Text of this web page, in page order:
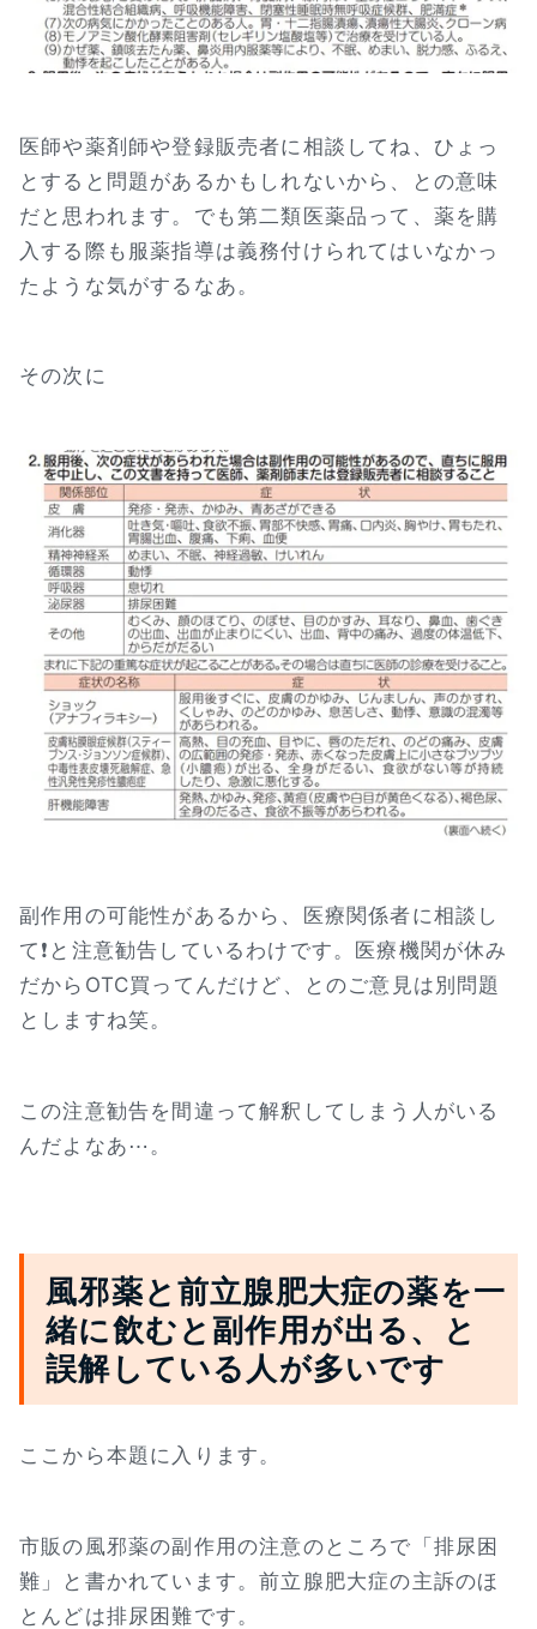
医師や薬剤師や登録販売者に相談してね、ひょっ
とすると問題があるかもしれないから、との意味
だと思われます。でも第二類医薬品って、薬を購
入する際も服薬指導は義務付けられてはいなかっ
たような気がするなあ。
その次に
副作用の可能性があるから、医療関係者に相談し
て❗と注意勧告しているわけです。医療機関が休み
だからOTC買ってんだけど、とのご意見は別問題
としますね笑。
この注意勧告を間違って解釈してしまう人がいる
んだよなあ⋯。
風邪薬と前立腺肥大症の薬を一
緒に飲むと副作用が出る、と
誤解している人が多いです
ここから本題に入ります。
市販の風邪薬の副作用の注意のところで「排尿困
難」と書かれています。前立腺肥大症の主訴のほ
とんどは排尿困難です。